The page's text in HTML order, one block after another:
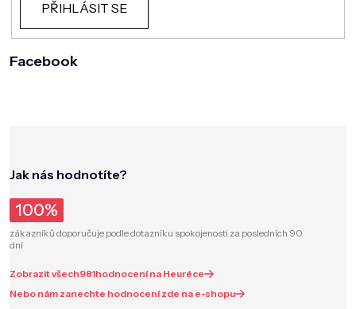
PŘIHLÁSIT SE
Facebook
Jak nás hodnotíte?
100%
zákazníků doporučuje podle dotazníku spokojenosti za posledních 90
dní
Zobrazit všech981hodnocení na Heuréce
Nebo nám zanechte hodnocení zde na e-shopu